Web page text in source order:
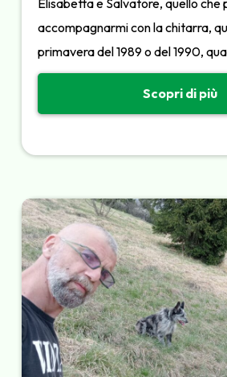
accompagnarmi con la chitarra,
primavera del 1989 o del 1990,
Scopri di più